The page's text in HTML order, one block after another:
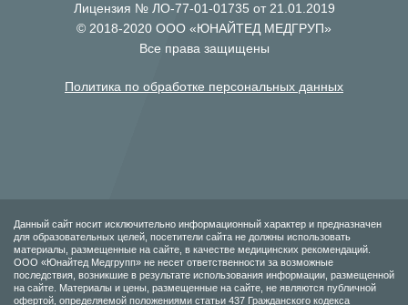
Лицензия № ЛО-77-01-01735 от 21.01.2019
© 2018-2020 ООО «ЮНАЙТЕД МЕДГРУП»
Все права защищены
Политика по обработке персональных данных
Данный сайт носит исключительно информационный характер и предназначен
для образовательных целей, посетители сайта не должны использовать
материалы, размещенные на сайте, в качестве медицинских рекомендаций.
ООО «Юнайтед Медгрупп» не несет ответственности за возможные
последствия, возникшие в результате использования информации, размещенной
на сайте. Материалы и цены, размещенные на сайте, не являются публичной
офертой, определяемой положениями статьи 437 Гражданского кодекса